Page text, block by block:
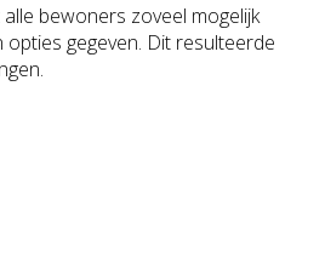
bewoners zoveel mogelijk
gegeven. Dit resulteerde